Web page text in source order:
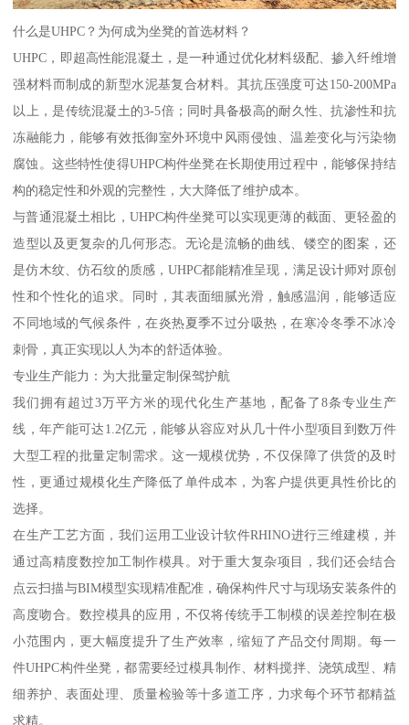
什么是UHPC？为何成为坐凳的首选材料？
UHPC，即超高性能混凝土，是一种通过优化材料级配、掺入纤维增
强材料而制成的新型水泥基复合材料。其抗压强度可达150-200MPa
以上，是传统混凝土的3-5倍；同时具备极高的耐久性、抗渗性和抗
冻融能力，能够有效抵御室外环境中风雨侵蚀、温差变化与污染物
腐蚀。这些特性使得UHPC构件坐凳在长期使用过程中，能够保持结
构的稳定性和外观的完整性，大大降低了维护成本。
与普通混凝土相比，UHPC构件坐凳可以实现更薄的截面、更轻盈的
造型以及更复杂的几何形态。无论是流畅的曲线、镂空的图案，还
是仿木纹、仿石纹的质感，UHPC都能精准呈现，满足设计师对原创
性和个性化的追求。同时，其表面细腻光滑，触感温润，能够适应
不同地域的气候条件，在炎热夏季不过分吸热，在寒冷冬季不冰冷
刺骨，真正实现以人为本的舒适体验。
专业生产能力：为大批量定制保驾护航
我们拥有超过3万平方米的现代化生产基地，配备了8条专业生产
线，年产能可达1.2亿元，能够从容应对从几十件小型项目到数万件
大型工程的批量定制需求。这一规模优势，不仅保障了供货的及时
性，更通过规模化生产降低了单件成本，为客户提供更具性价比的
选择。
在生产工艺方面，我们运用工业设计软件RHINO进行三维建模，并
通过高精度数控加工制作模具。对于重大复杂项目，我们还会结合
点云扫描与BIM模型实现精准配准，确保构件尺寸与现场安装条件的
高度吻合。数控模具的应用，不仅将传统手工制模的误差控制在极
小范围内，更大幅度提升了生产效率，缩短了产品交付周期。每一
件UHPC构件坐凳，都需要经过模具制作、材料搅拌、浇筑成型、精
细养护、表面处理、质量检验等十多道工序，力求每个环节都精益
求精。